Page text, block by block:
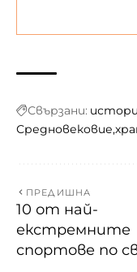
Свързани:
Средновековие
ПРЕДИШНА
10 от най-
екстремните
спортове по